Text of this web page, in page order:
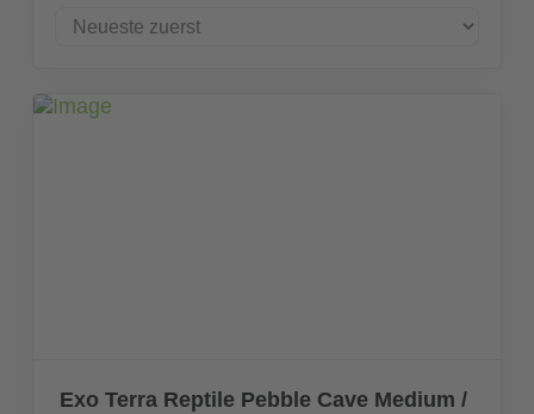
Exo Terra Reptile Pebble Cave Medium /